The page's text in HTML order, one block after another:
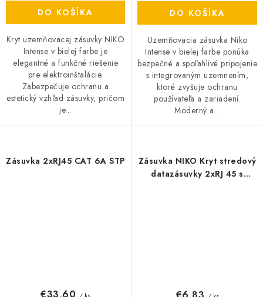
DO KOŠÍKA
Kryt uzemňovacej zásuvky NIKO
Intense v bielej farbe je
elegantné a funkčné riešenie
pre elektroinštalácie.
Zabezpečuje ochranu a
estetický vzhľad zásuvky, pričom
je...
DO KOŠÍKA
Uzemňovacia zásuvka Niko
Intense v bielej farbe ponúka
bezpečné a spoľahlivé pripojenie
s integrovaným uzemnením,
ktoré zvyšuje ochranu
používateľa a zariadení.
Moderný a...
Zásuvka 2xRJ45 CAT 6A STP
Zásuvka NIKO Kryt stredový
datazásuvky 2xRJ 45 s